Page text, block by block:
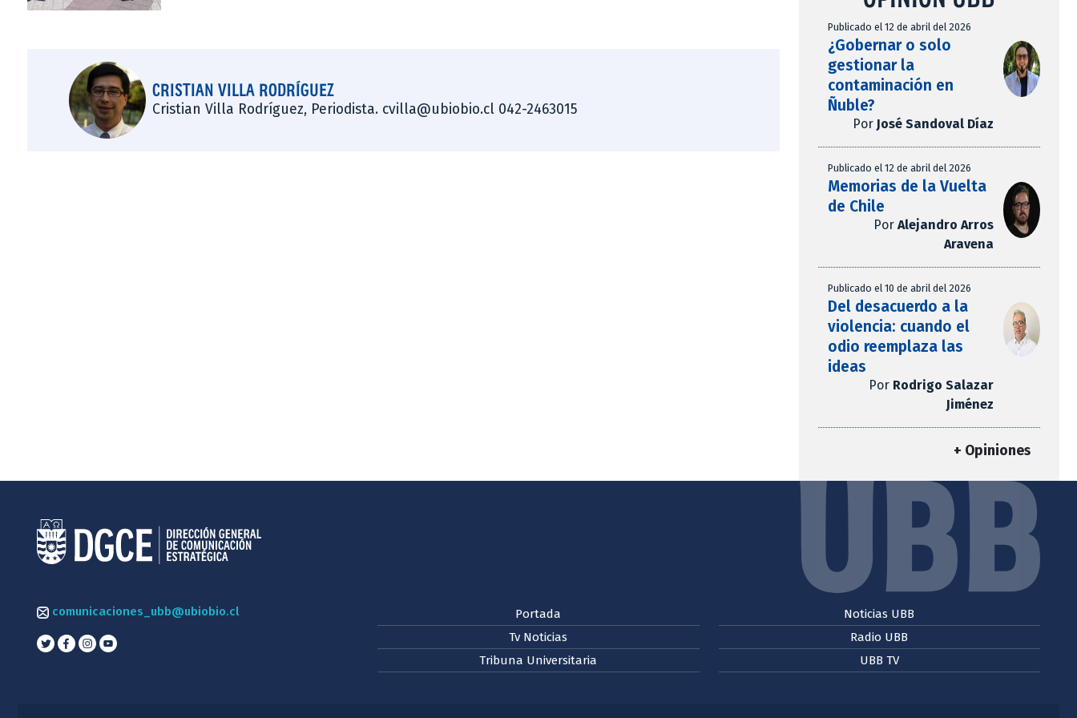
CRISTIAN VILLA RODRÍGUEZ
Cristian Villa Rodríguez, Periodista. cvilla@ubiobio.cl 042-2463015
Publicado el 12 de abril del 2026
¿Gobernar o solo
gestionar la
contaminación en
Ñuble?
Por José Sandoval Díaz
Publicado el 12 de abril del 2026
Memorias de la Vuelta
de Chile
Por Alejandro Arros
Aravena
Publicado el 10 de abril del 2026
Del desacuerdo a la
violencia: cuando el
odio reemplaza las
ideas
Por Rodrigo Salazar
Jiménez
+ Opiniones
comunicaciones_ubb@ubiobio.cl
Portada
Tv Noticias
Tribuna Universitaria
Noticias UBB
Radio UBB
UBB TV